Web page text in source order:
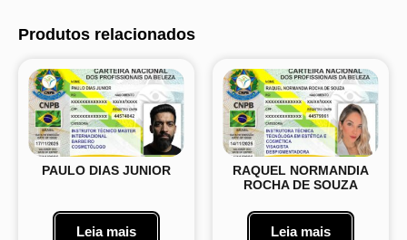
Produtos relacionados
PAULO DIAS JUNIOR
Leia mais
RAQUEL NORMANDIA
ROCHA DE SOUZA
Leia mais